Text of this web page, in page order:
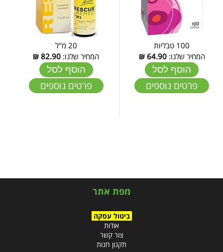
100 טבליות
המחיר שלנו:64.90
₪
הוסף לסל
פרטים נוספים
20 מ"ל
המחיר שלנו: 82.90
₪
הוסף לסל
פרטים נוספים
מפת אתר
ביטול עסקה
אודות
צור קשר
תקנון חנות